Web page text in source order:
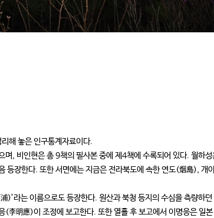
해 놓은 인구통계자료이다.
, 비인현은 총 9책의 필사본 중에 제4책에 수록되어 있다. 월하성
장한다. 또한 서면에는 지금은 전라북도에 속한 연도(烟島), 개
)’라는 이름으로도 등장한다. 원산과 북청 등지의 수심을 측량하
明應)이 조정에 보고한다. 또한 열흘 후 보고에서 이명응은 일